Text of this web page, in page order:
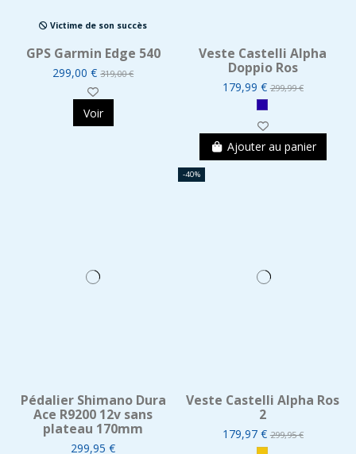
Victime de son succès
GPS Garmin Edge 540
299,00 €319,00 €
Voir
Veste Castelli Alpha
Doppio Ros
179,99 €299,99 €
Ajouter au panier
Pédalier Shimano Dura
Ace R9200 12v sans
plateau 170mm
299,95 €
-40%
Veste Castelli Alpha Ros
2
179,97 €299,95 €